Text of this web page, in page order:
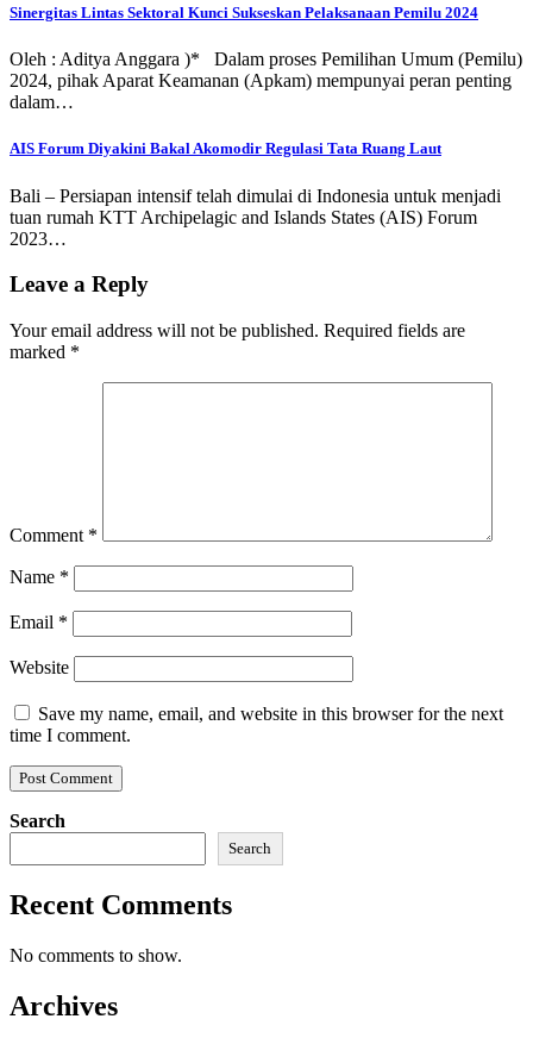
Sinergitas Lintas Sektoral Kunci Sukseskan Pelaksanaan Pemilu 2024
Oleh : Aditya Anggara )* Dalam proses Pemilihan Umum (Pemilu)
2024, pihak Aparat Keamanan (Apkam) mempunyai peran penting
dalam…
AIS Forum Diyakini Bakal Akomodir Regulasi Tata Ruang Laut
Bali – Persiapan intensif telah dimulai di Indonesia untuk menjadi
tuan rumah KTT Archipelagic and Islands States (AIS) Forum
2023…
Leave a Reply
Your email address will not be published. Required fields are
marked *
Comment *
Name *
Email *
Website
Save my name, email, and website in this browser for the next
time I comment.
Search
Search
Recent Comments
No comments to show.
Archives